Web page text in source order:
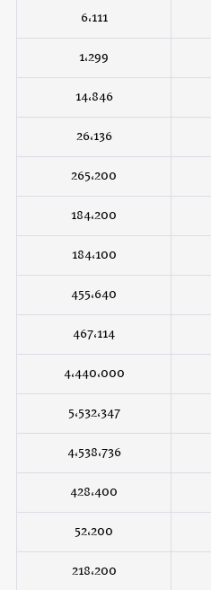
6,111
1,299
14,846
26,136
265,200
184,200
184,100
455,640
467,114
4,440,000
5,532,347
4,538,736
428,400
52,200
218,200